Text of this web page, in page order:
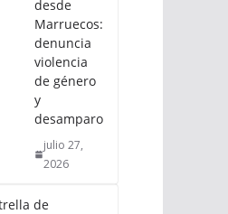
desde
Marruecos:
denuncia
violencia
de género
y
desamparo
julio 27,
2026
de